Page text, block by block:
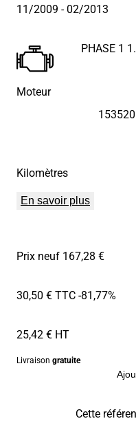
11/2009 - 02/2013
Moteur
PHASE 1
Kilomètres
En savoir plus
Prix neuf 167,28 €
30,50 € TTC-81,77%
25,42 € HT
Livraison gratuite
Cette